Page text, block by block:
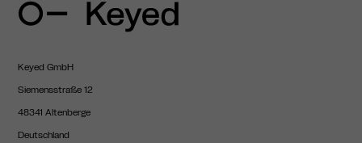
Keyed GmbH
Siemensstraße 12
48341 Altenberge
Deutschland